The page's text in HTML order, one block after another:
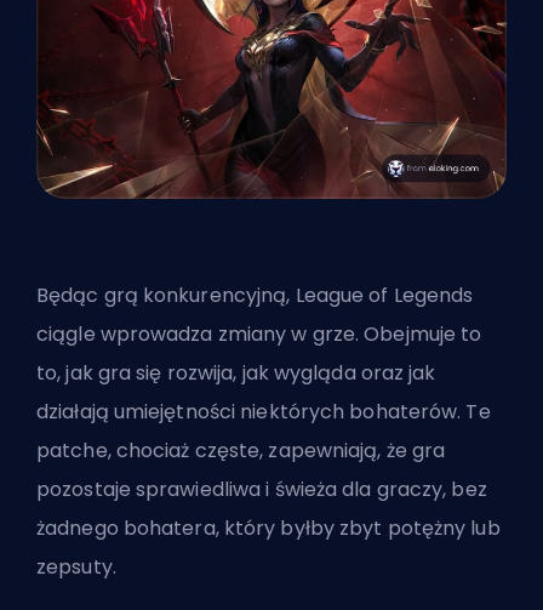
Będąc grą konkurencyjną, League of Legends
ciągle wprowadza zmiany w grze. Obejmuje to
to, jak gra się rozwija, jak wygląda oraz jak
działają umiejętności niektórych bohaterów. Te
patche, chociaż częste, zapewniają, że gra
pozostaje sprawiedliwa i świeża dla graczy, bez
żadnego bohatera, który byłby zbyt potężny lub
zepsuty.